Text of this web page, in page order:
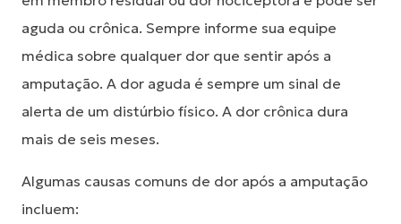
aguda ou crônica. Sempre informe sua equipe
médica sobre qualquer dor que sentir após a
amputação. A dor aguda é sempre um sinal de
alerta de um distúrbio físico. A dor crônica dura
mais de seis meses.
Algumas causas comuns de dor após a amputação
incluem: